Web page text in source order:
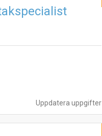
Uppdatera uppgifter